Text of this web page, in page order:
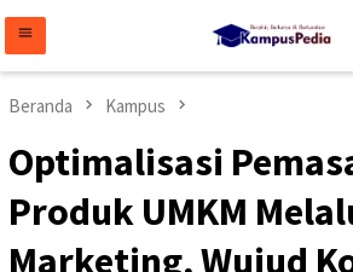
konten
Beranda Kampus
Optimalisasi
Produk UMKM
Marketing, Wujud